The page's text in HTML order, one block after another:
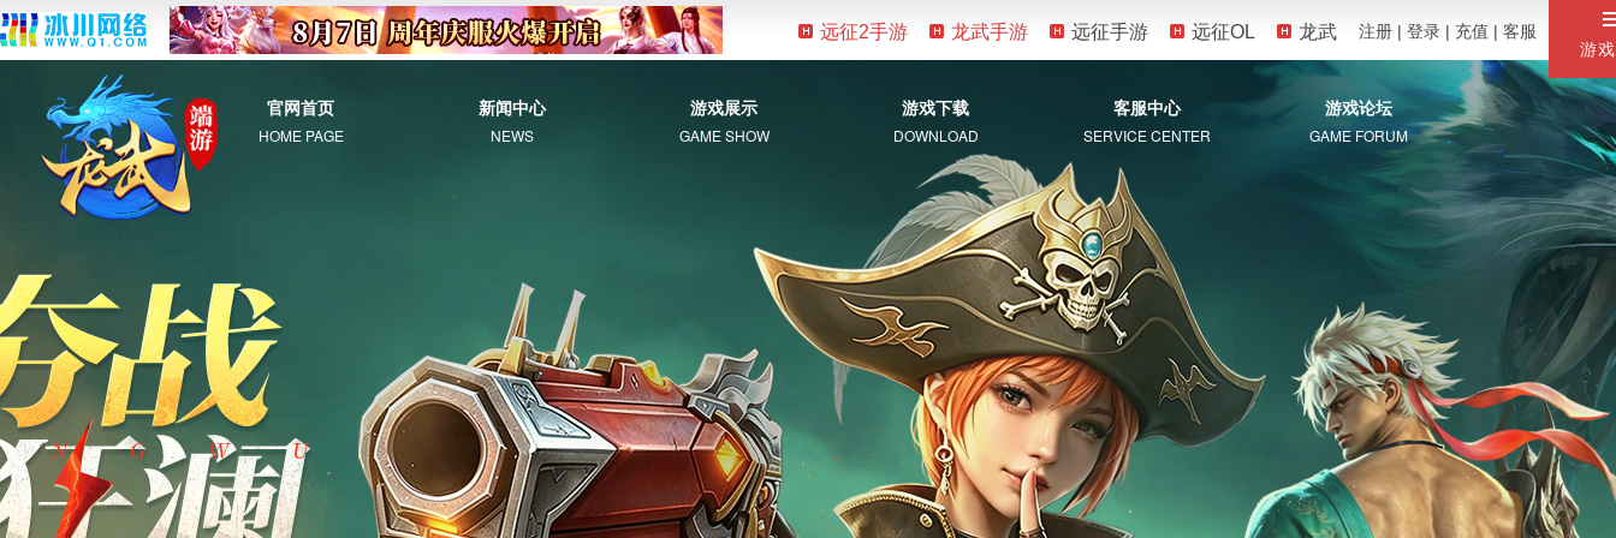
游
远征2手游 龙武手游 远征手游 远征OL 龙武 注册 | 登录 | 充值 | 客服
官网首页
HOME PAGE
新闻中心
NEWS
游戏展示
GAME SHOW
游戏下载
DOWNLOAD
客服中心
SERVICE CENTER
游戏论坛
GAME FORUM
客户端下载
补丁下载
常见问题
自助服务
常见问题
珍宝阁